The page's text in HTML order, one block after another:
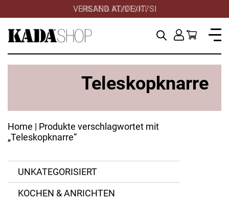
HILFE & KONTAKT
VERSAND AT/DE/IT/SI
Teleskopknarre
Home | Produkte verschlagwortet mit
„Teleskopknarre“
UNKATEGORISIERT
KOCHEN & ANRICHTEN